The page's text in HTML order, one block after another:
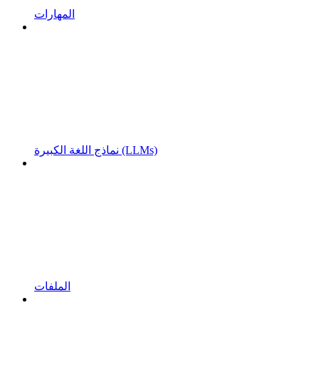
المهارات
نماذج اللغة الكبيرة (LLMs)
الملفات